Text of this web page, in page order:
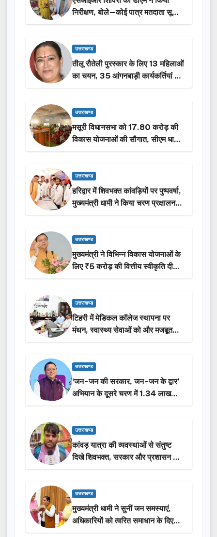
निरीक्षण, बोले—कोई पात्र मतदाता सूची
से न छूटे…
उत्तराखण्ड
तीलू रौतेली पुरस्कार के लिए 13 महिलाओं
का चयन, 35 आंगनबाड़ी कार्यकर्तियां भी
होंगी सम्मानित…
उत्तराखण्ड
मसूरी विधानसभा को 17.80 करोड़ की
विकास योजनाओं की सौगात, सीएम धामी
ने किया लोकार्पण-शिलान्यास.
उत्तराखण्ड
हरिद्वार में शिवभक्त कांवड़ियों पर पुष्पवर्षा,
मुख्यमंत्री धामी ने किया चरण प्रक्षालन…
उत्तराखण्ड
मुख्यमंत्री ने विभिन्न विकास योजनाओं के
लिए ₹5 करोड़ की वित्तीय स्वीकृति दी…
उत्तराखण्ड
टिहरी में मेडिकल कॉलेज स्थापना पर
मंथन, स्वास्थ्य सेवाओं को और मजबूत
करेगी सरकार: मुख्यमंत्री धामी…
उत्तराखण्ड
‘जन-जन की सरकार, जन-जन के द्वार’
अभियान के दूसरे चरण में 1.34 लाख
लोगों की भागीदारी…
उत्तराखण्ड
कांवड़ यात्रा की व्यवस्थाओं से संतुष्ट
दिखे शिवभक्त, सरकार और प्रशासन की
सराहना…
उत्तराखण्ड
मुख्यमंत्री धामी ने सुनीं जन समस्याएं,
अधिकारियों को त्वरित समाधान के दिए
निर्देश